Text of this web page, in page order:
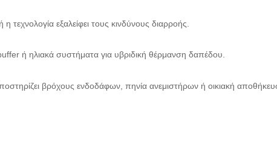
τεχνολογία εξαλείφει τους κινδύνους διαρροής.
ή ηλιακά συστήματα για υβριδική θέρμανση δαπέδου.
βρόχους ενδοδάφων, πηνία ανεμιστήρων ή οικιακή